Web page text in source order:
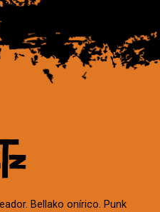
Bellako onírico. Punk